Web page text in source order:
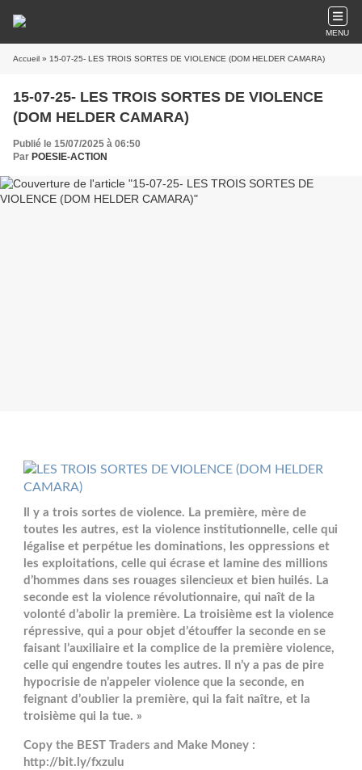
MENU
Accueil » 15-07-25- LES TROIS SORTES DE VIOLENCE (DOM HELDER CAMARA)
15-07-25- LES TROIS SORTES DE VIOLENCE
(DOM HELDER CAMARA)
Publié le 15/07/2025 à 06:50
Par POESIE-ACTION
Il y a trois sortes de violence. La première, mère de
toutes les autres, est la violence institutionnelle, celle qui
légalise et perpétue les dominations, les oppressions et
les exploitations, celle qui écrase et lamine des millions
d’hommes dans ses rouages silencieux et bien huilés. La
seconde est la violence révolutionnaire, qui naît de la
volonté d’abolir la première. La troisième est la violence
répressive, qui a pour objet d’étouffer la seconde en se
faisant l’auxiliaire et la complice de la première violence,
celle qui engendre toutes les autres. Il n’y a pas de pire
hypocrisie de n’appeler violence que la seconde, en
feignant d’oublier la première, qui la fait naître, et la
troisième qui la tue. »
Copy the BEST Traders and Make Money :
http://bit.ly/fxzulu